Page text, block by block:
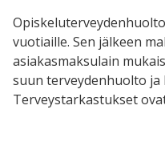
vuotiaille. Sen jälkeen
asiakasmaksulain
suun terveydenhuolto
Terveystarkastukset